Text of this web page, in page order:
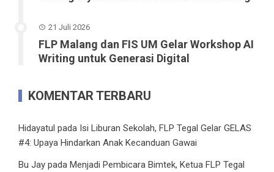
21 Juli 2026
FLP Malang dan FIS UM Gelar Workshop AI
Writing untuk Generasi Digital
KOMENTAR TERBARU
Hidayatul pada Isi Liburan Sekolah, FLP Tegal Gelar GELAS
#4: Upaya Hindarkan Anak Kecanduan Gawai
Bu Jay pada Menjadi Pembicara Bimtek, Ketua FLP Tegal